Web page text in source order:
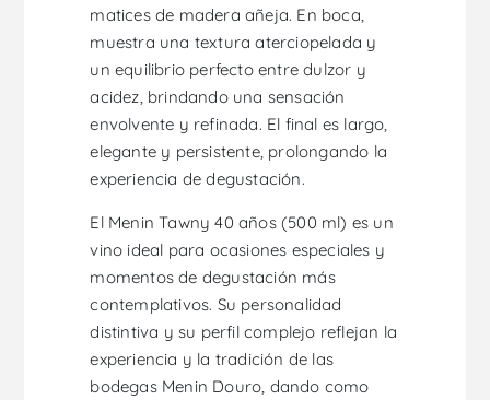
matices de madera añeja. En boca,
muestra una textura aterciopelada y
un equilibrio perfecto entre dulzor y
acidez, brindando una sensación
envolvente y refinada. El final es largo,
elegante y persistente, prolongando la
experiencia de degustación.
El Menin Tawny 40 años (500 ml) es un
vino ideal para ocasiones especiales y
momentos de degustación más
contemplativos. Su personalidad
distintiva y su perfil complejo reflejan la
experiencia y la tradición de las
bodegas Menin Douro, dando como